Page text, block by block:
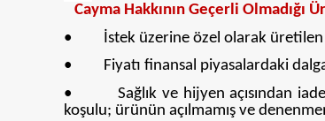
Cayma Hakkının Geçerli Olmadığı
• İstek üzerine özel olarak üretilen
• Fiyatı finansal piyasalardaki
• Sağlık ve hijyen açısından
koşulu; ürünün açılmamış ve